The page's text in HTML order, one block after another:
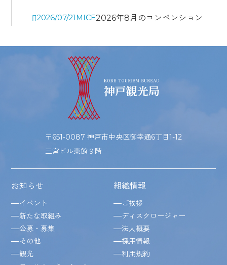
2026/07/21MICE2026年8月のコンベンション
〒651-0087 神戸市中央区御幸通6丁目1-12
三宮ビル東館９階
お知らせ
イベント
新たな取組み
公募・募集
その他
観光
組織情報
ご挨拶
ディスクロージャー
法人概要
採用情報
利用規約